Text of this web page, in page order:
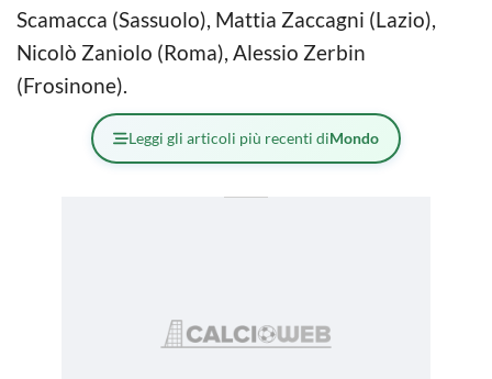
Scamacca (Sassuolo), Mattia Zaccagni (Lazio),
Nicolò Zaniolo (Roma), Alessio Zerbin
(Frosinone).
Leggi gli articoli più recenti diMondo